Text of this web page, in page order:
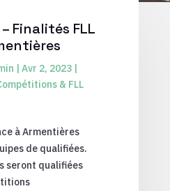
Finalités FLL
|Avr 2, 2023 |
& FLL
à Armentières
de qualifiées.
seront qualifiées